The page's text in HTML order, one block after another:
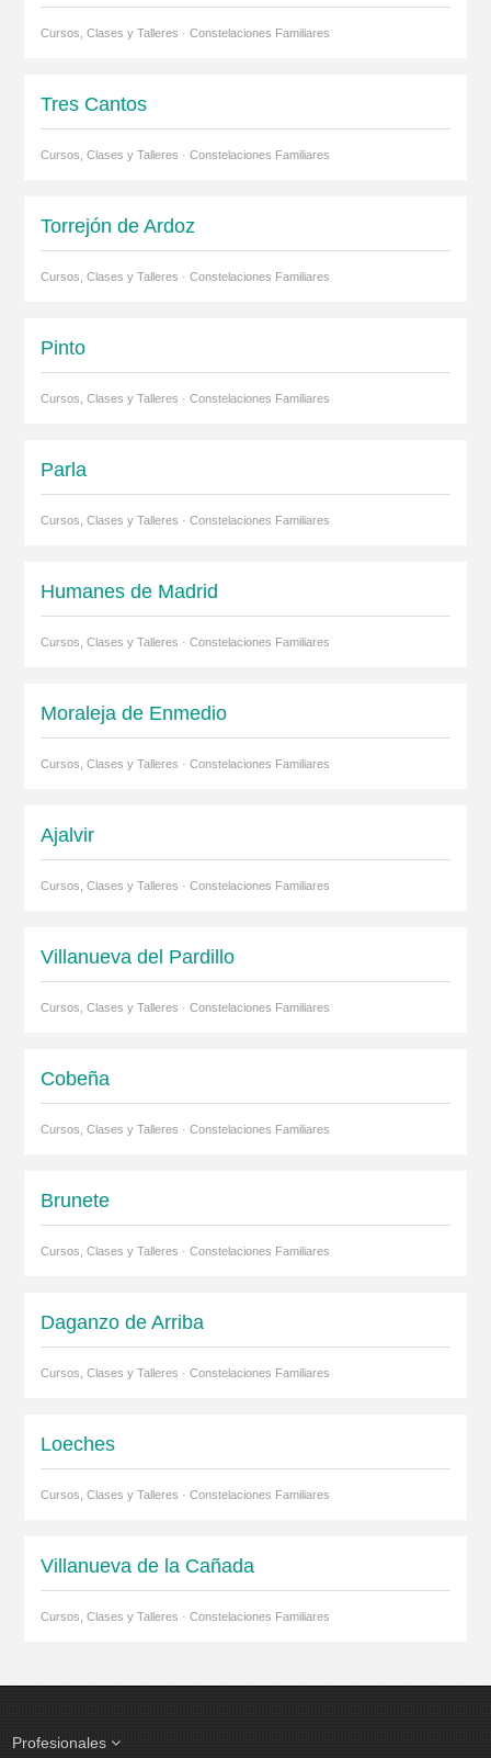
Cursos, Clases y Talleres · Constelaciones Familiares
Tres Cantos
Cursos, Clases y Talleres · Constelaciones Familiares
Torrejón de Ardoz
Cursos, Clases y Talleres · Constelaciones Familiares
Pinto
Cursos, Clases y Talleres · Constelaciones Familiares
Parla
Cursos, Clases y Talleres · Constelaciones Familiares
Humanes de Madrid
Cursos, Clases y Talleres · Constelaciones Familiares
Moraleja de Enmedio
Cursos, Clases y Talleres · Constelaciones Familiares
Ajalvir
Cursos, Clases y Talleres · Constelaciones Familiares
Villanueva del Pardillo
Cursos, Clases y Talleres · Constelaciones Familiares
Cobeña
Cursos, Clases y Talleres · Constelaciones Familiares
Brunete
Cursos, Clases y Talleres · Constelaciones Familiares
Daganzo de Arriba
Cursos, Clases y Talleres · Constelaciones Familiares
Loeches
Cursos, Clases y Talleres · Constelaciones Familiares
Villanueva de la Cañada
Cursos, Clases y Talleres · Constelaciones Familiares
Profesionales